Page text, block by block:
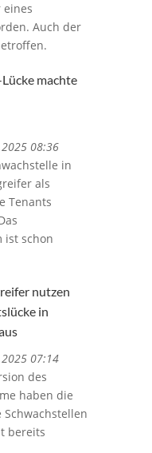
eines
Auch der
machte
08:36
in
als
Tenants
ist schon
nutzen
in
07:14
des
haben die
bereits